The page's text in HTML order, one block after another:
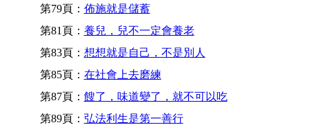
第79頁： 佈施就是儲蓄
第81頁： 養兒，兒不一定會養老
第83頁： 想想就是自己，不是別人
第85頁： 在社會上去磨練
第87頁： 餿了，味道變了，就不可以吃
第89頁： 弘法利生是第一善行